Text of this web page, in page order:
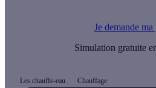
Je demande ma
Simulation gratuite
Les chauffe-eau Chauffage